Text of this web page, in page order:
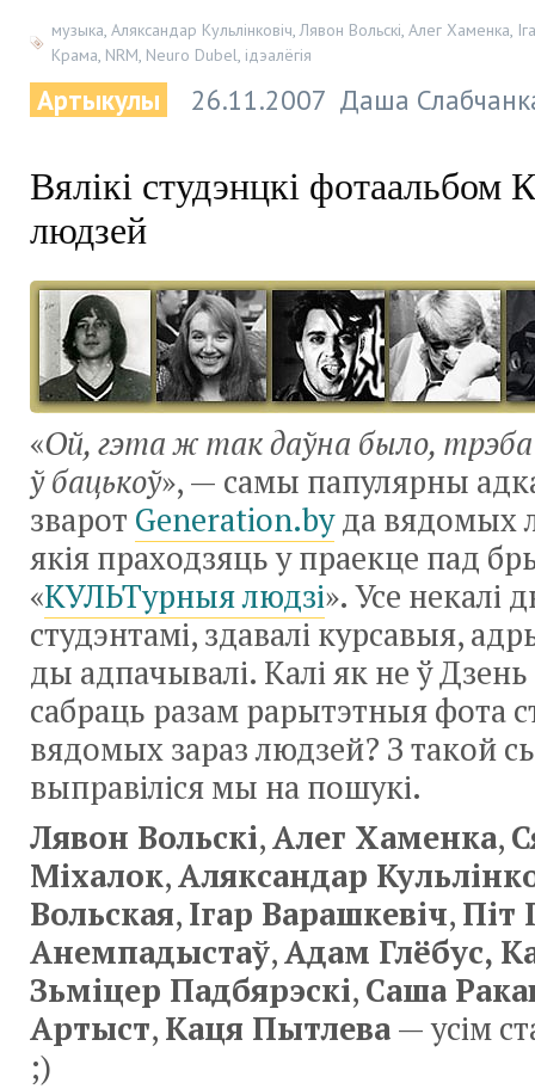
музыка, Аляксандар Кульлінковіч,Лявон Вольскі, Алег Хаменка,
Крама, NRM, Neuro Dubel, ідэалёгія
Артыкулы 26.11.2007 Даша
Вялікі студэнцкі
людзей
«Ой, гэта ж так даўна было,
ў бацькоў», — самы папулярны
зварот Generation.byда вядомых
якія праходзяць у праекце пад
«КУЛЬТурныя людзі». Усе некалі
студэнтамі, здавалі курсавыя,
ды адпачывалі. Калі як не ў
сабраць разам рарытэтныя фота
вядомых зараз людзей? З такой
выправіліся мы на пошукі.
Лявон Вольскі,Алег Хаменка,
Міхалок,Аляксандар
Вольская, Ігар Варашкевіч, Піт
Анемпадыстаў,Адам Глёбус,
Зьміцер Падбярэскі, Саша
Артыст, Каця Пытлева — усім
;)